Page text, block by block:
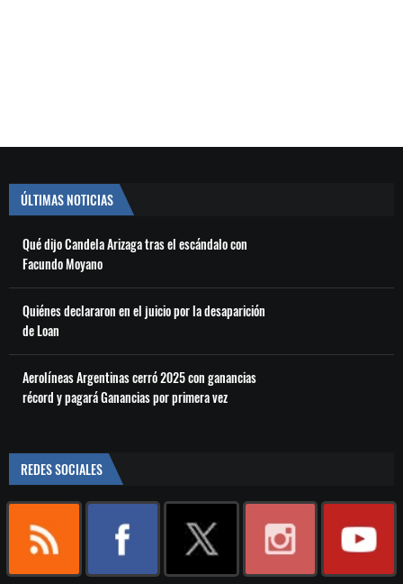
ÚLTIMAS NOTICIAS
Qué dijo Candela Arizaga tras el escándalo con
Facundo Moyano
Quiénes declararon en el juicio por la desaparición
de Loan
Aerolíneas Argentinas cerró 2025 con ganancias
récord y pagará Ganancias por primera vez
REDES SOCIALES